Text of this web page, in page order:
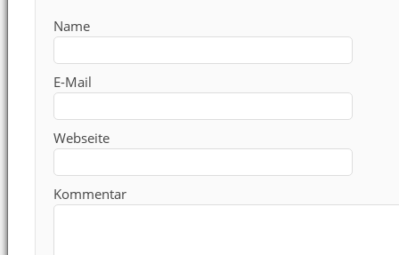
Name
E-Mail
Webseite
Kommentar